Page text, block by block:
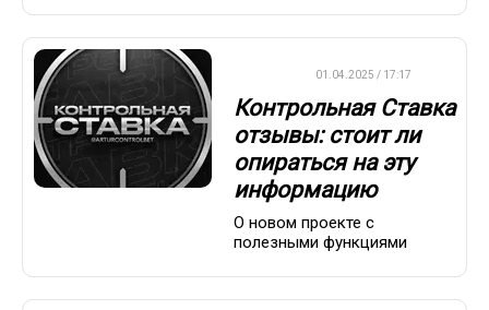
01.04.2025 / 17:17
Контрольная Ставка
отзывы: стоит ли
опираться на эту
информацию
О новом проекте с
полезными функциями